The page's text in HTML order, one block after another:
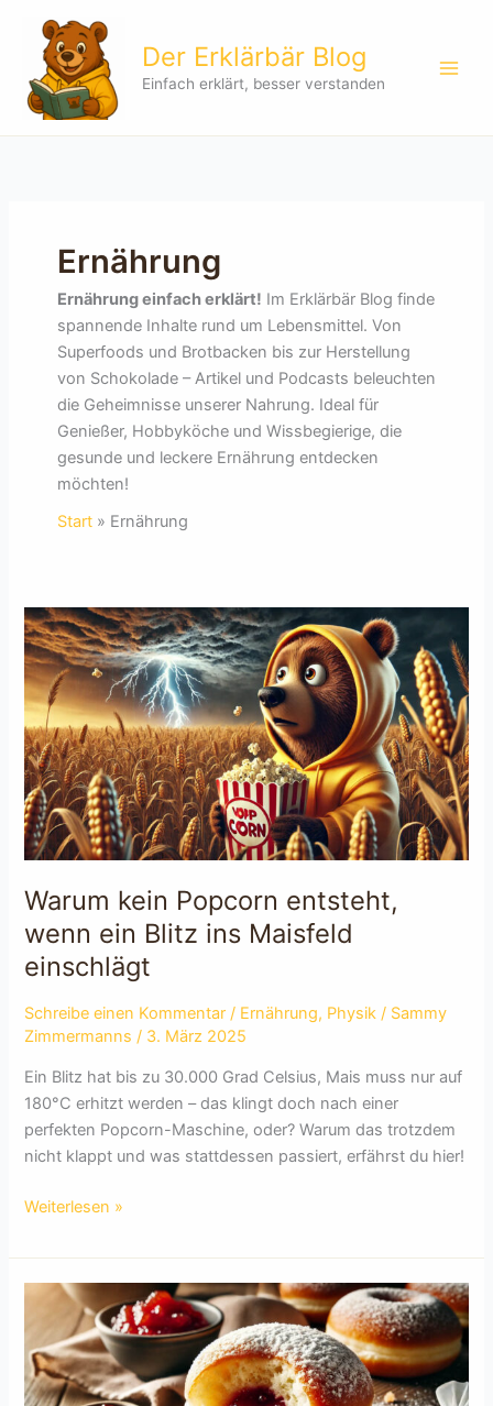
springen
Der Erklärbär Blog
Einfach erklärt, besser verstanden
Ernährung
Ernährung einfach erklärt! Im Erklärbär Blog finde
spannende Inhalte rund um Lebensmittel. Von
Superfoods und Brotbacken bis zur Herstellung
von Schokolade – Artikel und Podcasts beleuchten
die Geheimnisse unserer Nahrung. Ideal für
Genießer, Hobbyköche und Wissbegierige, die
gesunde und leckere Ernährung entdecken
möchten!
Start
Ernährung
Warum kein Popcorn entsteht,
wenn ein Blitz ins Maisfeld
einschlägt
Schreibe einen Kommentar / Ernährung, Physik / Sammy
Zimmermanns/ 3. März 2025
Ein Blitz hat bis zu 30.000 Grad Celsius, Mais muss nur auf
180°C erhitzt werden – das klingt doch nach einer
perfekten Popcorn-Maschine, oder? Warum das trotzdem
nicht klappt und was stattdessen passiert, erfährst du hier!
Warum
Popcorn
entsteht,
ein
Blitz
ins
Weiterlesen »